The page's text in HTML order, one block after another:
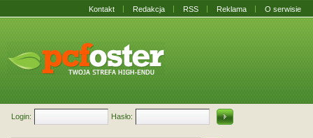
Kontakt Redakcja RSS Reklama O serwisie
Login: Hasło: